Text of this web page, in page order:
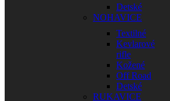
Detské
NOHAVICE
Textilné
Kevlarové
rifle
Kožené
Off Road
Detské
RUKAVICE